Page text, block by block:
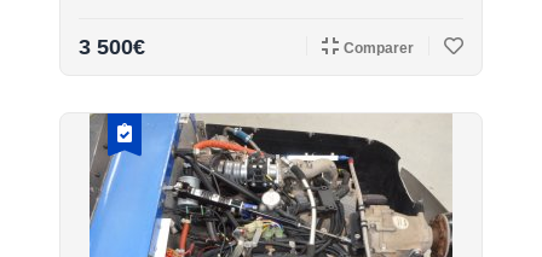
3 500€ Comparer